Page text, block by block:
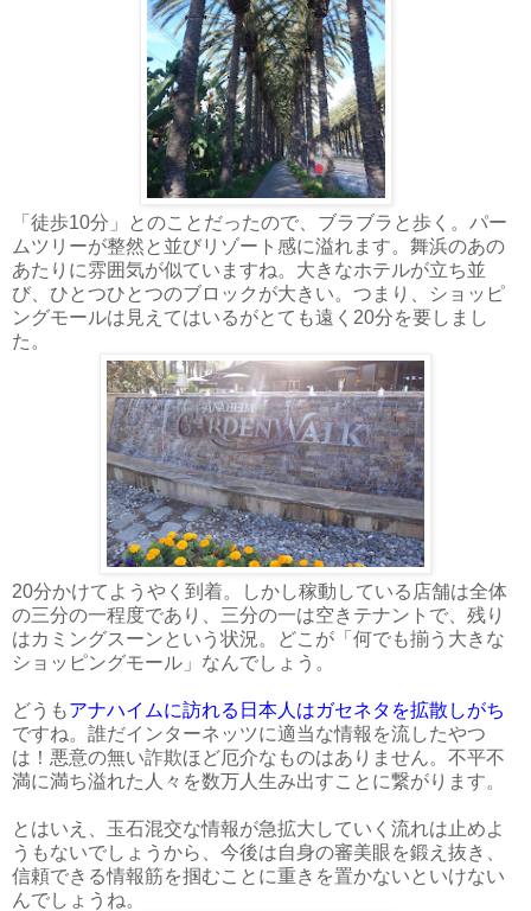
「徒歩10分」とのことだったので、ブラブラと歩く。パー
ムツリーが整然と並びリゾート感に溢れます。舞浜のあの
あたりに雰囲気が似ていますね。大きなホテルが立ち並
び、ひとつひとつのブロックが大きい。つまり、ショッピ
ングモールは見えてはいるがとても遠く20分を要しまし
た。
20分かけてようやく到着。しかし稼動している店舗は全体
の三分の一程度であり、三分の一は空きテナントで、残り
はカミングスーンという状況。どこが「何でも揃う大きな
ショッピングモール」なんでしょう。
どうもアナハイムに訪れる日本人はガセネタを拡散しがち
ですね。誰だインターネッツに適当な情報を流したやつ
は！悪意の無い詐欺ほど厄介なものはありません。不平不
満に満ち溢れた人々を数万人生み出すことに繋がります。
とはいえ、玉石混交な情報が急拡大していく流れは止めよ
うもないでしょうから、今後は自身の審美眼を鍛え抜き、
信頼できる情報筋を掴むことに重きを置かないといけない
んでしょうね。